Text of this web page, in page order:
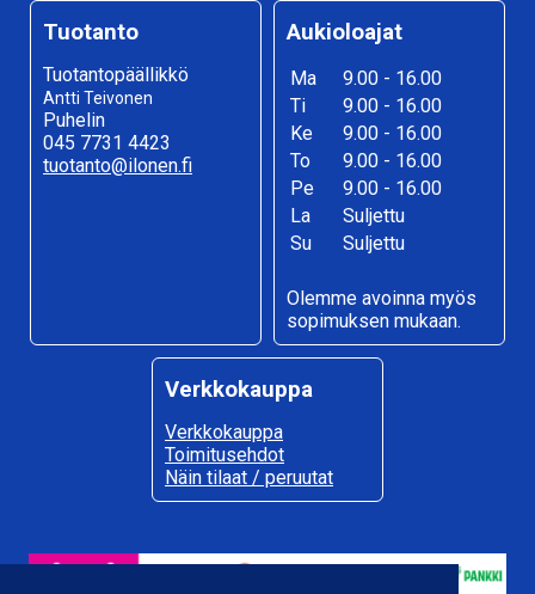
Tuotanto
Tuotantopäällikkö
Antti Teivonen
Puhelin
045 7731 4423
tuotanto@ilonen.fi
Aukioloajat
Ma
9.00 - 16.00
Ti
9.00 - 16.00
Ke
9.00 - 16.00
To
9.00 - 16.00
Pe
9.00 - 16.00
La
Suljettu
Su
Suljettu
Olemme avoinna myös
sopimuksen mukaan.
Verkkokauppa
Verkkokauppa
Toimitusehdot
Näin tilaat / peruutat